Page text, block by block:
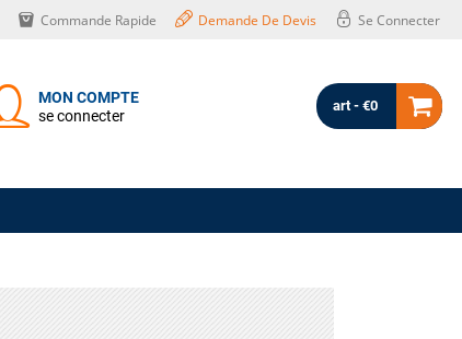
Commande Rapide Demande De Devis Se Connecter
MON COMPTE
se connecter
art - €0